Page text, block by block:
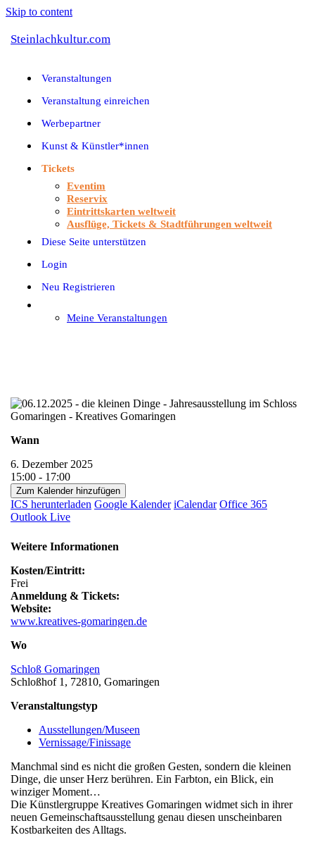
Skip to content
Steinlachkultur.com
Veranstaltungen
Veranstaltung einreichen
Werbepartner
Kunst & Künstler*innen
Tickets
Eventim
Reservix
Eintrittskarten weltweit
Ausflüge, Tickets & Stadtführungen weltweit
Diese Seite unterstützen
Login
Neu Registrieren
Meine Veranstaltungen
Wann
6. Dezember 2025
15:00 - 17:00
Zum Kalender hinzufügen
ICS herunterladen Google Kalender iCalendar Office 365
Outlook Live
Weitere Informationen
Kosten/Eintritt:
Frei
Anmeldung & Tickets:
Website:
www.kreatives-gomaringen.de
Wo
Schloß Gomaringen
Schloßhof 1, 72810, Gomaringen
Veranstaltungstyp
Ausstellungen/Museen
Vernissage/Finissage
Manchmal sind es nicht die großen Gesten, sondern die kleinen
Dinge, die unser Herz berühren. Ein Farbton, ein Blick, ein
winziger Moment…
Die Künstlergruppe Kreatives Gomaringen widmet sich in ihrer
neuen Gemeinschaftsausstellung genau diesen unscheinbaren
Kostbarkeiten des Alltags.